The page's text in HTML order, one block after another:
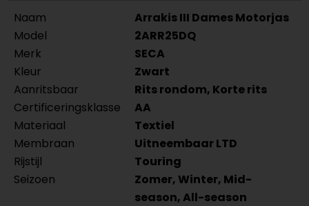
Naam
Arrakis III Dames Motorjas
Model
2ARR25DQ
Merk
SECA
Kleur
Zwart
Aanritsbaar
Rits rondom, Korte rits
Certificeringsklasse
AA
Materiaal
Textiel
Membraan
Uitneembaar LTD
Rijstijl
Touring
Seizoen
Zomer, Winter, Mid-
season, All-season